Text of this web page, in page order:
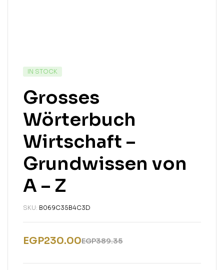
IN STOCK
Grosses
Wörterbuch
Wirtschaft –
Grundwissen von
A – Z
SKU: B069C35B4C3D
EGP389.35
EGP230.00